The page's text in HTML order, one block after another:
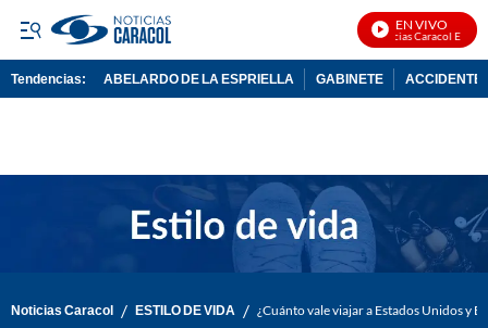
EN VIVO
Noticias Caracol En Vivo
Tendencias: ABELARDO DE LA ESPRIELLA GABINETE ACCIDENTE
Noticias Caracol / ESTILO DE VIDA / ¿Cuánto vale viajar a Estados Unidos y